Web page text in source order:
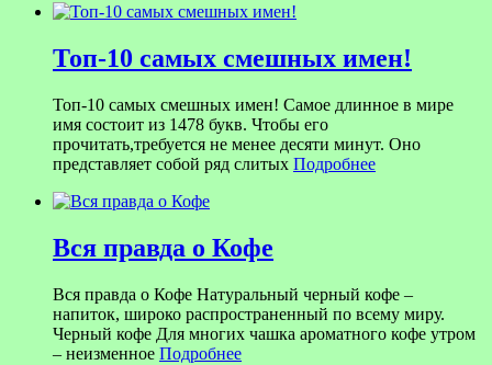
Топ-10 самых смешных имен!
Топ-10 самых смешных имен! Самое длинное в мире
имя состоит из 1478 букв. Чтобы его
прочитать,требуется не менее десяти минут. Оно
представляет собой ряд слитых Подробнее
Вся правда о Кофе
Вся правда о Кофе Натуральный черный кофе –
напиток, широко распространенный по всему миру.
Черный кофе Для многих чашка ароматного кофе утром
– неизменное Подробнее